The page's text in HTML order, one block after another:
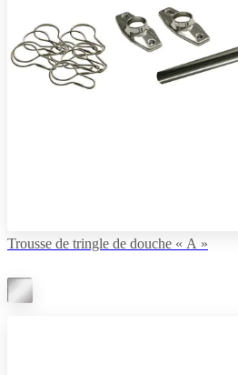
Trousse de tringle de douche « A »